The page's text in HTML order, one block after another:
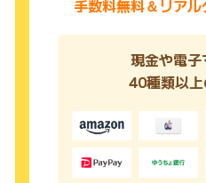
手数料無料＆リア
現金や電
40種類以上